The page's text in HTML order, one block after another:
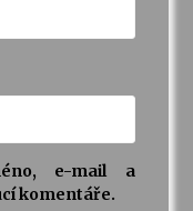
e-mail a
komentáře.